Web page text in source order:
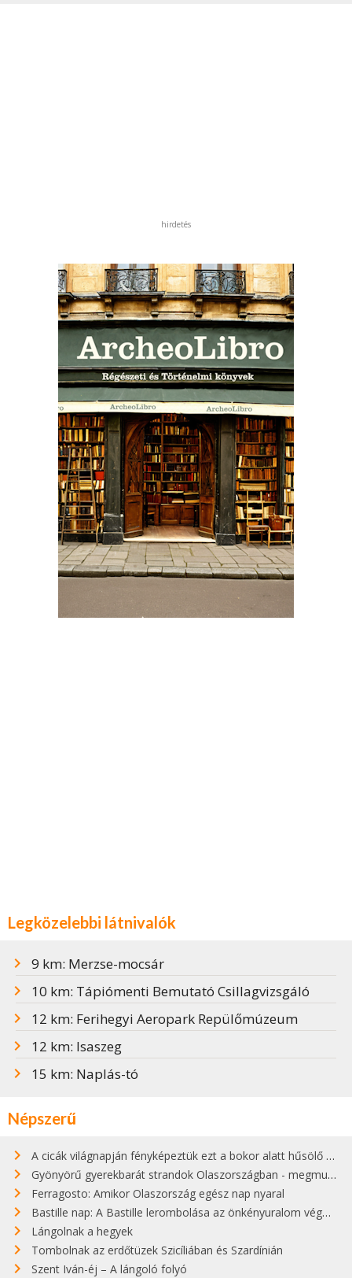
hirdetés
Legközelebbi látnivalók
9 km: Merzse-mocsár
10 km: Tápiómenti Bemutató Csillagvizsgáló
12 km: Ferihegyi Aeropark Repülőmúzeum
12 km: Isaszeg
15 km: Naplás-tó
Népszerű
A cicák világnapján fényképeztük ezt a bokor alatt hűsölő cicát Kisorosziban
Gyönyörű gyerekbarát strandok Olaszországban - megmutatjuk a 15 legjobbat
Ferragosto: Amikor Olaszország egész nap nyaral
Bastille nap: A Bastille lerombolása az önkényuralom végét jelentette
Lángolnak a hegyek
Tombolnak az erdőtüzek Szicíliában és Szardínián
Szent Iván-éj – A lángoló folyó